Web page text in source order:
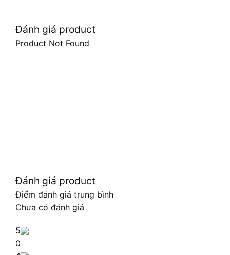
Đánh giá product
Product Not Found
Đánh giá product
Điểm đánh giá trung bình
Chưa có đánh giá
5
0